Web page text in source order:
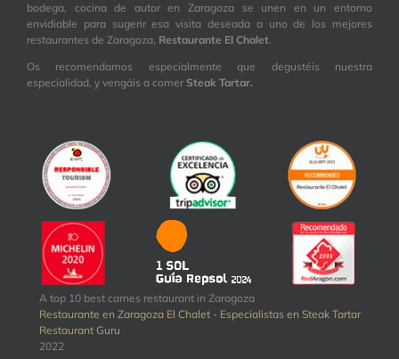
bodega, cocina de autor en Zaragoza se unen en un entorno
envidiable para sugerir esa visita deseada a uno de los mejores
restaurantes de Zaragoza, Restaurante El Chalet.
Os recomendamos especialmente que degustéis nuestra
especialidad, y vengáis a comer Steak Tartar.
A top 10 best carnes restaurant in Zaragoza
Restaurante en Zaragoza El Chalet - Especialistas en Steak Tartar
Restaurant Guru
2022